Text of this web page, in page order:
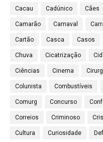
Cacau Cadúnico Cães
Camarão Carnaval
Cartão Casca Casos
Chuva Cicatrização
Ciências Cinema
Colunista Combustíveis
Comurg Concurso
Correios Criminoso
Cultura Curiosidade